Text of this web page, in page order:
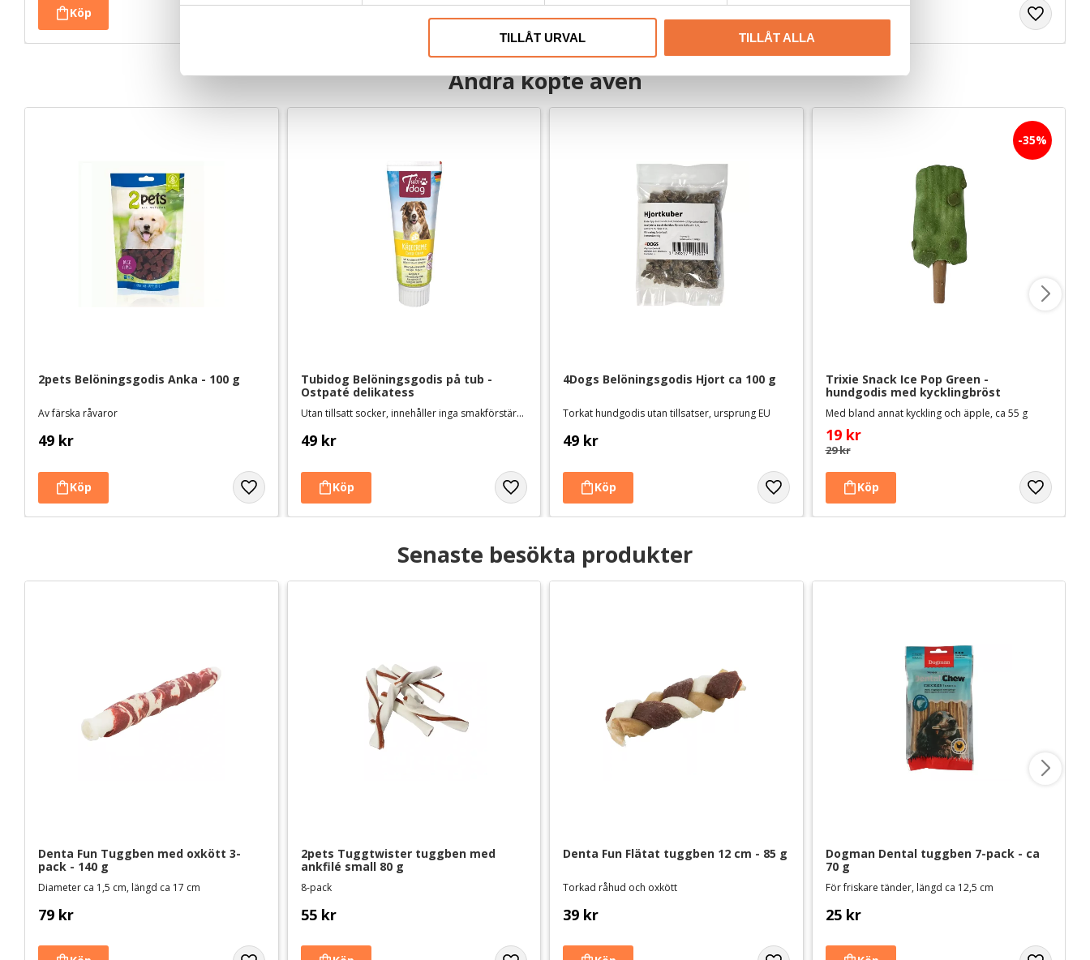
s
TILLÅT URVAL TILLÅT ALLA
Andra köpte även
2pets Belöningsgodis Anka - 100 g
Av färska råvaror
49 kr
Tubidog Belöningsgodis på tub -
Ostpaté delikatess
Utan tillsatt socker, innehåller inga smakförstärkare eller färgämnen
49 kr
4Dogs Belöningsgodis Hjort ca 100 g
Torkat hundgodis utan tillsatser, ursprung EU
49 kr
Trixie Snack Ice Pop Green -
hundgodis med kycklingbröst
Med bland annat kyckling och äpple, ca 55 g
19 kr
29kr
35%
Senaste besökta produkter
Denta Fun Tuggben med oxkött 3-
pack - 140 g
Diameter ca 1,5 cm, längd ca 17 cm
79 kr
2pets Tuggtwister tuggben med
ankfilé small 80 g
8-pack
55 kr
Denta Fun Flätat tuggben 12 cm - 85 g
Torkad råhud och oxkött
39 kr
Dogman Dental tuggben 7-pack - ca
70 g
För friskare tänder, längd ca 12,5 cm
25 kr